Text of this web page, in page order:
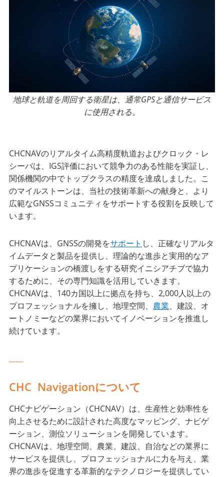
地球と軌道を周回する衛星は、通常GPSと通信サービス
に使用される。
CHCNAVのリアルタイム高精度軌道およびクロック・レ
シーバは、IGS評価において競争力のある性能を実証し、
関係機関の中でトップクラスの精度を達成しました。こ
のマイルストーンは、当社の技術革新への献身と、より
広範なGNSSコミュニティをサポートする役割を反映して
います。
CHCNAVは、GNSSの開発をサポート し、正確なリアルタ
イムデータと製品を提供し、理論的な進歩と実用的なア
プリケーションの橋渡しをする研究イニシアチブで協力
するために、その専門知識を活用していきます。
CHCNAVは、140カ国以上に拠点を持ち、2,000人以上の
プロフェッショナルを擁し、地理空間、 農業、建設、オ
ートノミーなどの業界においてイノベーションを推進し
続けています。
CHC Navigationについて
CHCナビゲーション（CHCNAV）は、生産性と効率性を
向上させるために設計された高度なマッピング、ナビゲ
ーション、測位ソリューションを開発しています。
CHCNAVは、地理空間、農業、建設、自治などの業界に
サービスを提供し、プロフェッショナルに力を与え、業
界の進歩を促進する革新的なテクノロジーを提供してい